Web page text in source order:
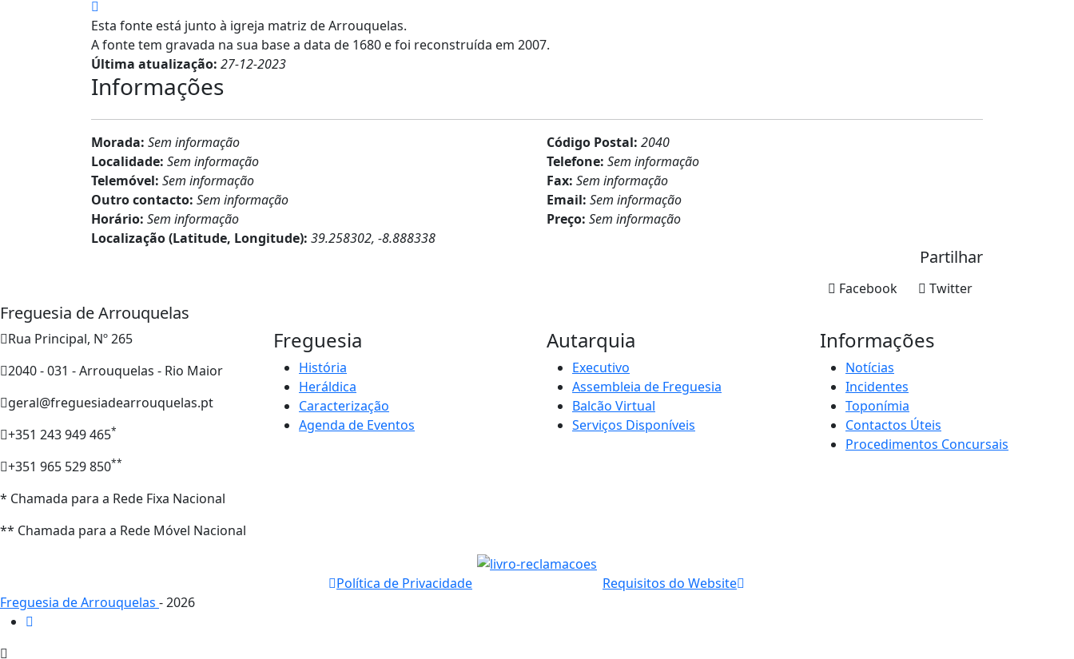
Esta fonte está junto à igreja matriz deArrouquelas.
A fonte tem gravada na sua base a data de 1680 e foi reconstruída em 2007.
Última atualização: 27-12-2023
Informações
Morada: Sem informação Código Postal: 2040
Localidade: Sem informação Telefone: Sem informação
Telemóvel: Sem informação Fax: Sem informação
Outro contacto: Sem informação Email: Sem informação
Horário: Sem informação Preço: Sem informação
Localização (Latitude, Longitude): 39.258302, -8.888338
Partilhar
Twitter
Facebook
Freguesia de Arrouquelas
Rua Principal, Nº 265
2040 - 031 - Arrouquelas - Rio Maior
geral@freguesiadearrouquelas.pt
+351 243 949 465*
+351 965 529 850**
* Chamada para a Rede Fixa Nacional
** Chamada para a Rede Móvel Nacional
Freguesia
História
Heráldica
Caracterização
Agenda de Eventos
Autarquia
Executivo
Assembleia de Freguesia
Balcão Virtual
Serviços Disponíveis
Informações
Notícias
Incidentes
Toponímia
Contactos Úteis
Procedimentos Concursais
Política de Privacidade
Requisitos do Website
Freguesia de Arrouquelas - 2026